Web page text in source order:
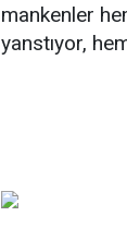
mankenler
yanstıyor,